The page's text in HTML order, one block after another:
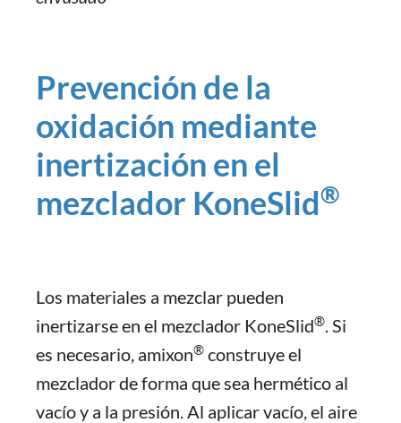
Prevención de la
oxidación mediante
inertización en el
mezclador KoneSlid®
Los materiales a mezclar pueden
inertizarse en el mezclador KoneSlid®. Si
es necesario, amixon® construye el
mezclador de forma que sea hermético al
vacío y a la presión. Al aplicar vacío, el aire